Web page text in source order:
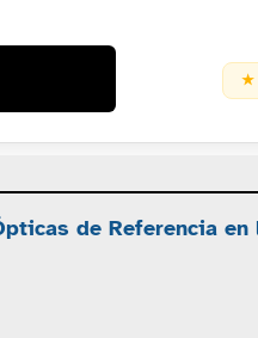
★
de Referencia